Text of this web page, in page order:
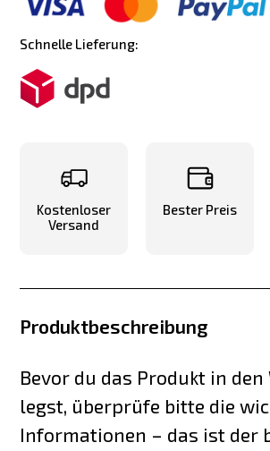
Schnelle Lieferung:
Kostenloser
Versand
Bester Preis
Produktbeschreibung
Bevor du das Produkt in
legst, überprüfe bitte die
Informationen – das ist der